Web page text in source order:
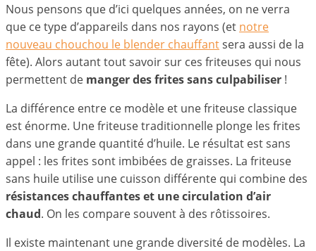
Nous pensons que d’ici quelques années, on ne verra
que ce type d’appareils dans nos rayons (et notre
nouveau chouchou le blender chauffantsera aussi de la
fête). Alors autant tout savoir sur ces friteuses qui nous
permettent de manger des frites sans culpabiliser !
La différence entre ce modèle et une friteuse classique
est énorme. Une friteuse traditionnelle plonge les frites
dans une grande quantité d’huile. Le résultat est sans
appel : les frites sont imbibées de graisses. La friteuse
sans huile utilise une cuisson différente qui combine des
résistances chauffantes et une circulation d’air
chaud. On les compare souvent à des rôtissoires.
Il existe maintenant une grande diversité de modèles. La